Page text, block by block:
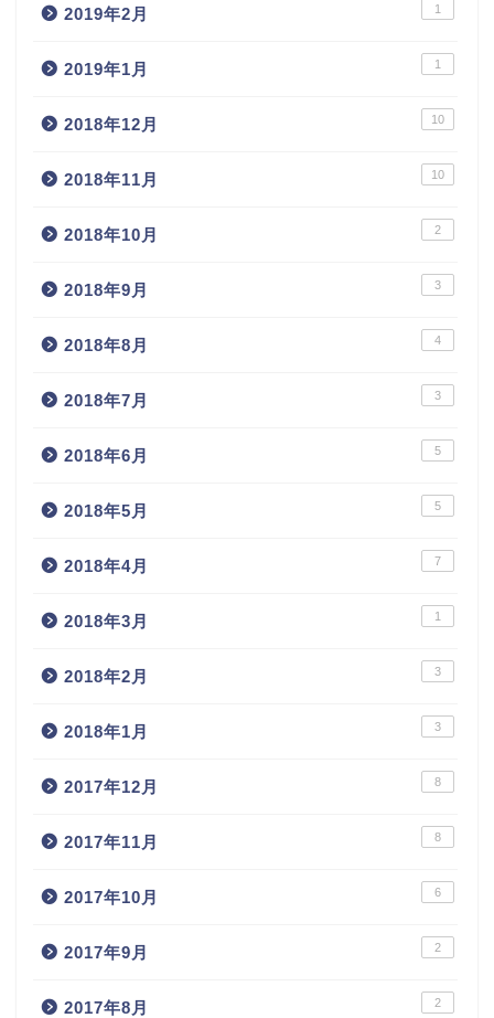
2019年2月 1
2019年1月 1
2018年12月 10
2018年11月 10
2018年10月 2
2018年9月 3
2018年8月 4
2018年7月 3
2018年6月 5
2018年5月 5
2018年4月 7
2018年3月 1
2018年2月 3
2018年1月 3
2017年12月 8
2017年11月 8
2017年10月 6
2017年9月 2
2017年8月 2